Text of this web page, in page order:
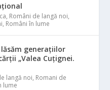
, Români de langă noi,
, Români în lume
generațiilor
„Valea Cuțignei.
langă noi, Romani de
lume